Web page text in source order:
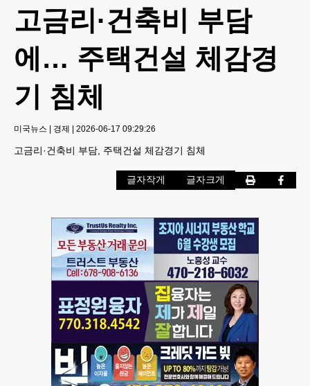
고금리·건축비 부담
에… 주택건설 체감경
기 침체
미국뉴스 | 경제 | 2026-06-17 09:29:26
고금리·건축비 부담, 주택건설 체감경기 침체
글자작게 글자크게